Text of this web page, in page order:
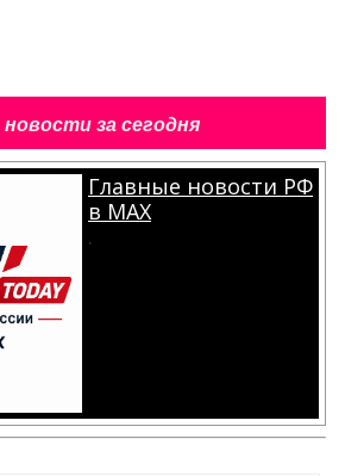
новости за сегодня
Главные новости РФ
в MAX
.